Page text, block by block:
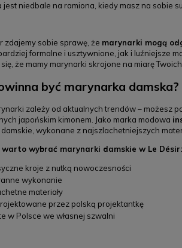
jest niedbale na ramiona, kiedy masz na sobie
zdajemy sobie sprawę, że marynarki mogą
formalne i usztywnione, jak i luźniejsze
że mamy marynarki skrojone na miarę
być marynarka damska?
zależy od aktualnych trendów – możesz
japońskim kimonem. Jako marka modowa
wykonane z najszlachetniejszych
warto wybrać marynarki damskie w Le Désir:
kroje z nutką nowoczesności
wykonanie
materiały
przez polską projektantkę
w Polsce we własnej szwalni